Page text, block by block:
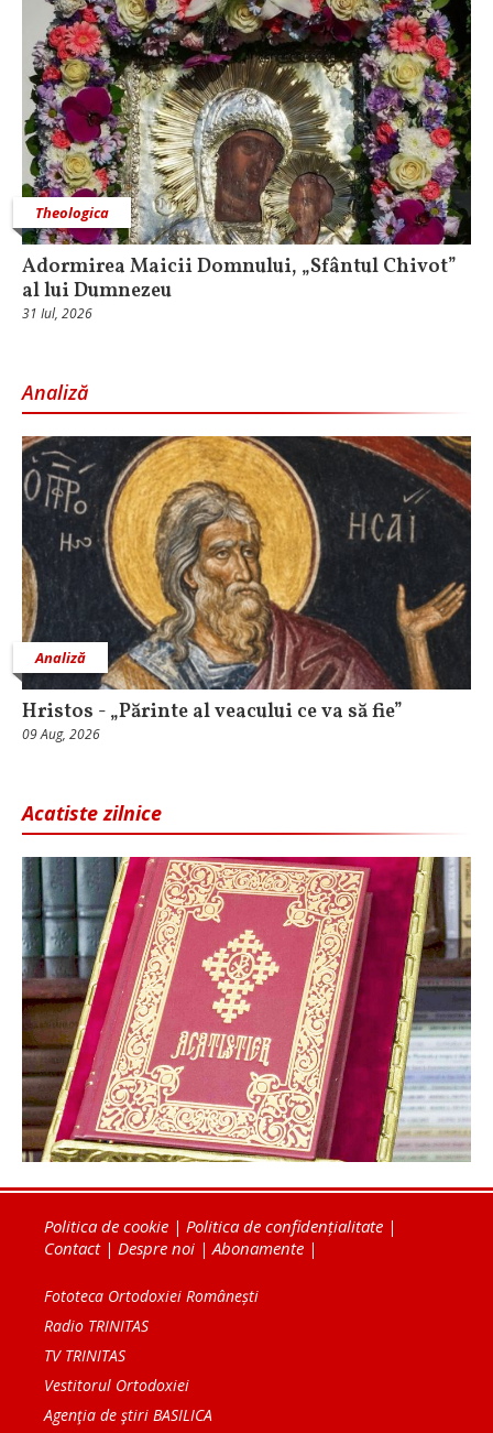
Theologica
Adormirea Maicii Domnului, „Sfântul Chivot”
al lui Dumnezeu
31 Iul, 2026
Analiză
Analiză
Hristos - „Părinte al veacului ce va să fie”
09 Aug, 2026
Acatiste zilnice
Politica de cookie | Politica de confidențialitate |
Contact| Despre noi | Abonamente |
Fototeca Ortodoxiei Românești
Radio TRINITAS
TV TRINITAS
Vestitorul Ortodoxiei
Agenţia de ştiri BASILICA